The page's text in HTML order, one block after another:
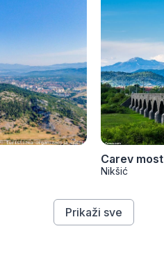
Carev most
Nikšić
Prikaži sve